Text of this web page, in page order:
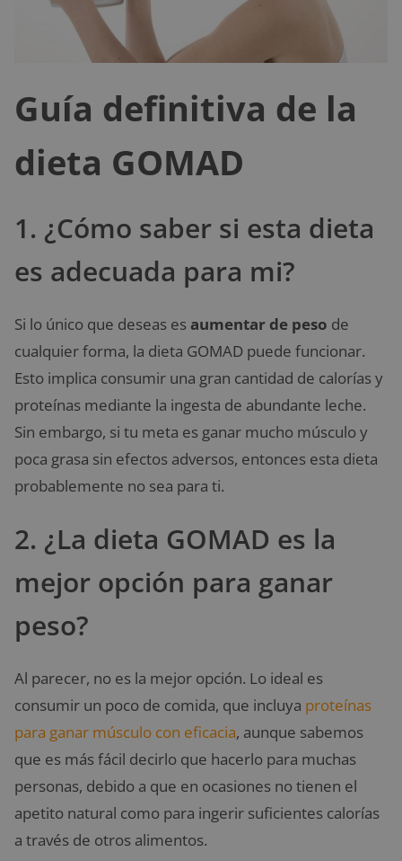
Guía definitiva de la
dieta GOMAD
1. ¿Cómo saber si esta dieta
es adecuada para mi?
Si lo único que deseas es aumentar de peso de
cualquier forma, la dieta GOMAD puede funcionar.
Esto implica consumir una gran cantidad de calorías y
proteínas mediante la ingesta de abundante leche.
Sin embargo, si tu meta es ganar mucho músculo y
poca grasa sin efectos adversos, entonces esta dieta
probablemente no sea para ti.
2. ¿La dieta GOMAD es la
mejor opción para ganar
peso?
Al parecer, no es la mejor opción. Lo ideal es
consumir un poco de comida, que incluya proteínas
para ganar músculo con eficacia, aunque sabemos
que es más fácil decirlo que hacerlo para muchas
personas, debido a que en ocasiones no tienen el
apetito natural como para ingerir suficientes calorías
a través de otros alimentos.